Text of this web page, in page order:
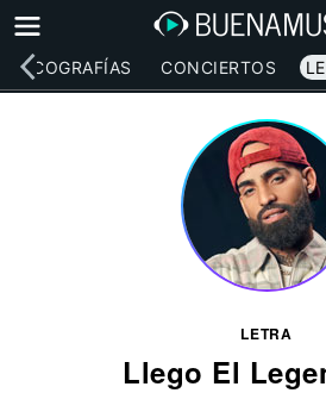
DISCOGRAFÍAS CONCIERTOS
LETRA
Llego El